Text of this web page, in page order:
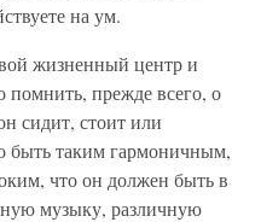
на ум.
жизненный центр и
помнить, прежде всего, о
сидит, стоит или
быть таким гармоничным,
что он должен быть в
музыку, различную